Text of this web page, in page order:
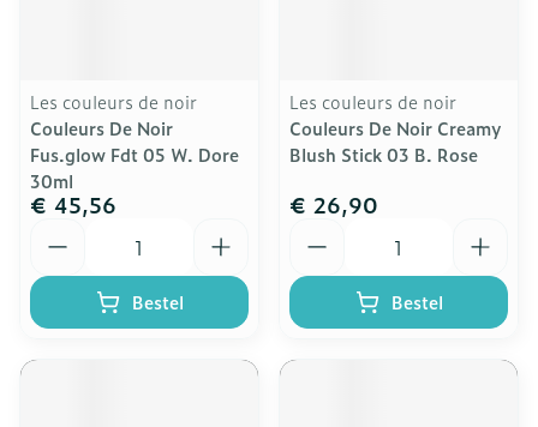
Les couleurs de noir
Couleurs De Noir
Fus.glow Fdt 05 W. Dore
30ml
€ 45,56
Bestel
Les couleurs de noir
Couleurs De Noir Creamy
Blush Stick 03 B. Rose
€ 26,90
Bestel